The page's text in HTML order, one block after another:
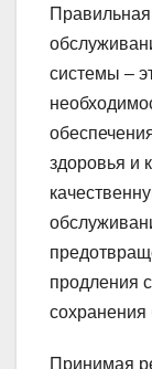
Правильная
системы –
здоровья и
продления
Принимая